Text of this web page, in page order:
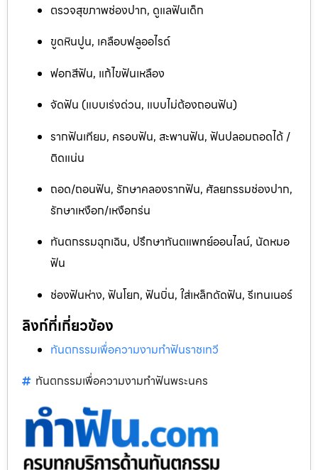
ตรวจสุขภาพช่องปาก, ดูแลฟันเด็ก
ขูดหินปูน, เคลือบฟลูออไรด์
ฟอกสีฟัน, แก้ไขฟันเหลือง
จัดฟัน (แบบเร่งด่วน, แบบไม่ต้องถอนฟัน)
รากฟันเทียม, ครอบฟัน, สะพานฟัน, ฟันปลอมถอดได้ /
ติดแน่น
ถอด/ถอนฟัน, รักษาคลองรากฟัน, ศัลยกรรมช่องปาก,
รักษาเหงือก/เหงือกร่น
ทันตกรรมฉุกเฉิน, ปรึกษาทันตแพทย์ออนไลน์, นัดหมอ
ฟัน
ช่องฟันห่าง, ฟันโยก, ฟันบิ่น, ใส่เหล็กดัดฟัน, รีเทนเนอร์
ลิงก์ที่เกี่ยวข้อง
ทันตกรรมเพื่อความงามทำฟันราชเทวี
ทันตกรรมเพื่อความงามทำฟันพระนคร